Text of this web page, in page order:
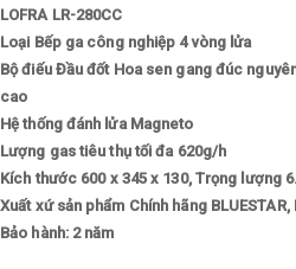
LOFRA LR-280CC
Loại Bếp ga công nghiệp 4 vòng lửa
Bộ điếu Đầu đốt Hoa sen gang đúc
cao
Hệ thống đánh lửa Magneto
Lượng gas tiêu thụ tối đa 620g/h
Kích thước 600 x 345 x 130, Trọng lượng
Xuất xứ sản phẩm Chính hãng
Bảo hành: 2 năm